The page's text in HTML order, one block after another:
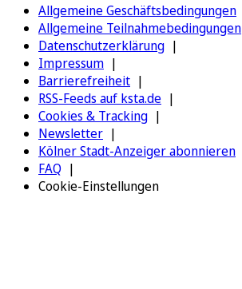
Allgemeine Geschäftsbedingungen
Allgemeine Teilnahmebedingungen
Datenschutzerklärung
Impressum
Barrierefreiheit
RSS-Feeds auf ksta.de
Cookies & Tracking
Newsletter
Kölner Stadt-Anzeiger abonnieren
FAQ
Cookie-Einstellungen